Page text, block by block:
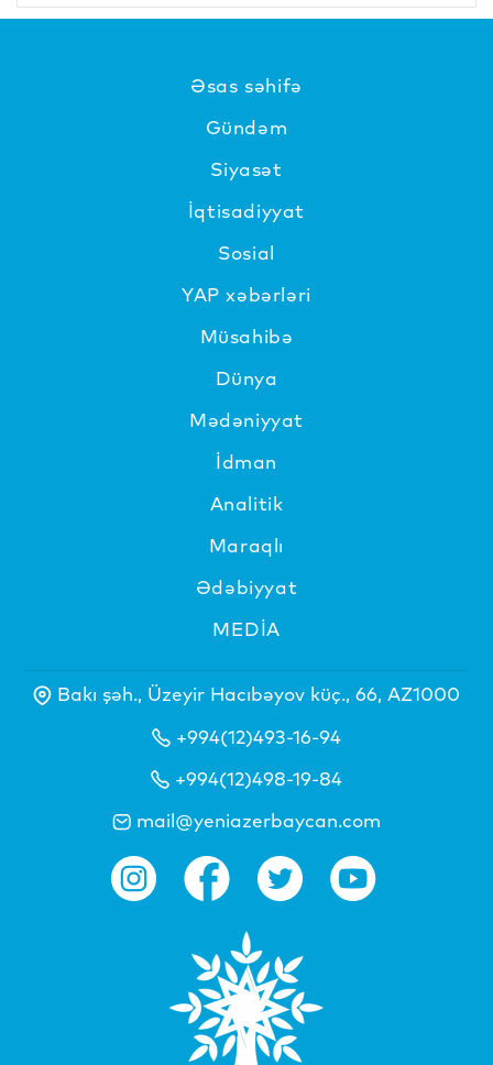
Əsas səhifə
Gündəm
Siyasət
İqtisadiyyat
Sosial
YAP xəbərləri
Müsahibə
Dünya
Mədəniyyat
İdman
Analitik
Maraqlı
Ədəbiyyat
MEDİA
Bakı şəh., Üzeyir Hacıbəyov küç., 66, AZ1000
+994(12)493-16-94
+994(12)498-19-84
mail@yeniazerbaycan.com